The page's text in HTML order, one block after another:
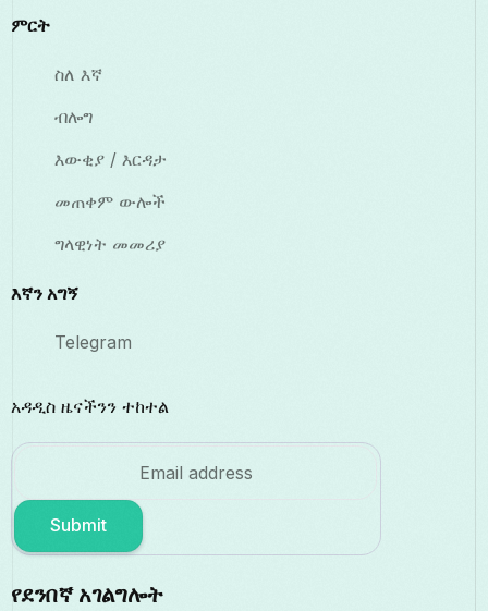
ምርት
ስለ እኛ
ብሎግ
እውቂያ / እርዳታ
መጠቀም ውሎች
ግላዊነት መመሪያ
እኛን አግኝ
Telegram
አዳዲስ ዜናችንን ተከተል
Submit
የደንበኛ አገልግሎት